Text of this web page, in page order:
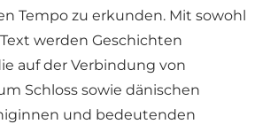
Tempo zu erkunden. Mit sowohl
werden Geschichten
auf der Verbindung von
Schloss sowie dänischen
und bedeutenden